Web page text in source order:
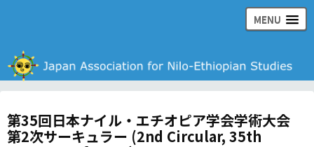
MENU
第35回日本ナイル・エチオピア学会学術大会
第2次サーキュラー (2nd Circular, 35th